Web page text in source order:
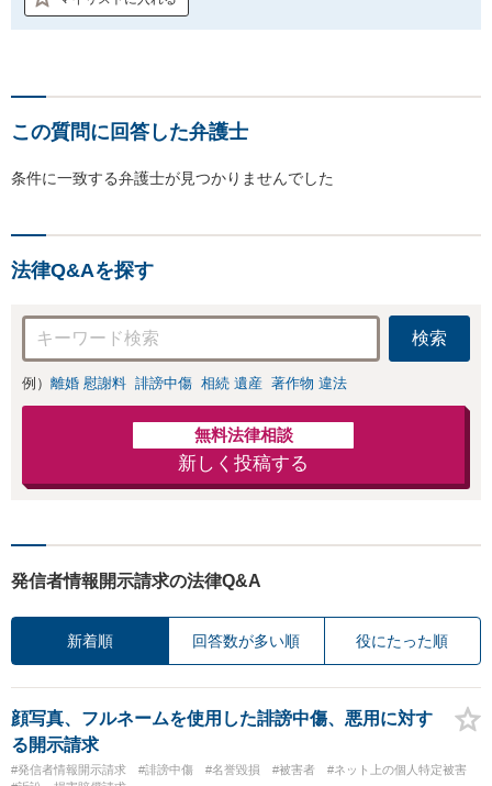
この質問に回答した弁護士
条件に一致する弁護士が見つかりませんでした
法律Q&Aを探す
検索
例） 離婚 慰謝料 誹謗中傷 相続 遺産 著作物 違法
無料法律相談
新しく投稿する
発信者情報開示請求の法律Q&A
新着順 回答数が多い順 役にたった順
顔写真、フルネームを使用した誹謗中傷、悪用に対す
る開示請求
#発信者情報開示請求 #誹謗中傷 #名誉毀損 #被害者
#ネット上の個人特定被害